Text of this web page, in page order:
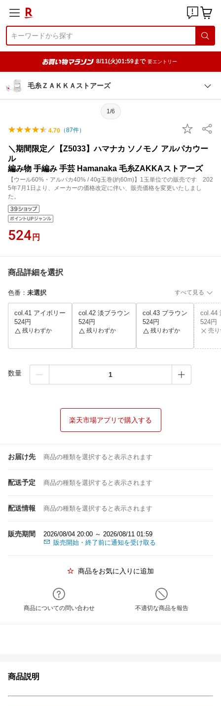
8/11(火)01:59まで 要エントリー
毛糸ＺＡＫＫＡストアーズ
1/6
4.70 （87件）
＼期間限定／【Z5033】ハマナカ ソノモノ アルパカウー
ル
編み物 手編み 手芸 Hamanaka 毛糸ZAKKAストアーズ
【ウール60%・アルパカ40% / 40g玉巻(約60m)】1玉単位での販売です 202
5年7月1日より、メーカーの価格改定に伴い、販売価格を変更いたしまし
た。
524 円
商品詳細を選択
色番 ： 未選択 すべて見る
col.41 アイボリー
524円
残りわずか
col.42 淡ブラウン
524円
残りわずか
col.43 ブラウン
524円
残りわずか
col.44
524円
売
数量
楽天市場アプリで購入する
お届け先 商品の種類を選択すると表示されます
配送予定 商品の種類を選択すると表示されます
配送情報 商品の種類を選択すると表示されます
販売期間
2026/08/04 20:00 ～ 2026/08/11 01:59
販売開始・終了前に通知を受け取る
商品をお気に入りに追加
商品についての問い合わせ 不適切な商品を報告
商品説明